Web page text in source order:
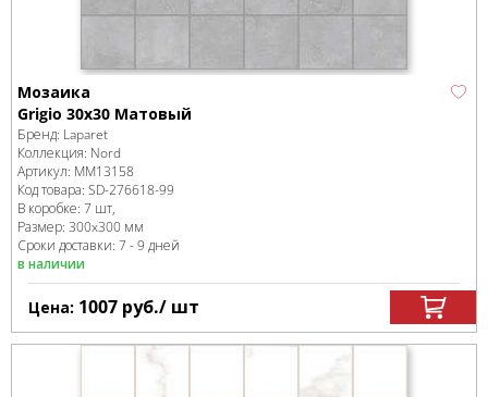
Мозаика
Grigio 30x30 Матовый
Бренд: Laparet
Коллекция: Nord
Артикул: MM13158
Код товара: SD-276618-99
В коробке: 7 шт,
Размер: 300x300 мм
Сроки доставки: 7 - 9 дней
в наличии
Цена: 1007 руб./ шт